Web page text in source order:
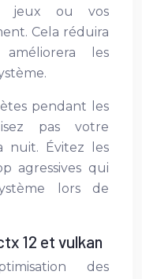
jeux ou vos
Cela réduira
les
pendant les
pas votre
nuit. Évitez les
agressives qui
lors de
12 et vulkan
des